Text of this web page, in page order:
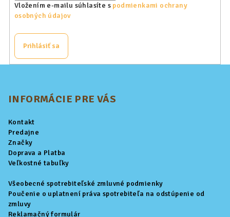
Vložením e-mailu súhlasíte s podmienkami ochrany
osobných údajov
Prihlásiť sa
INFORMÁCIE PRE VÁS
Kontakt
Predajne
Značky
Doprava a Platba
Veľkostné tabuľky
Všeobecné spotrebiteľské zmluvné podmienky
Poučenie o uplatnení práva spotrebiteľa na odstúpenie od
zmluvy
Reklamačný formulár